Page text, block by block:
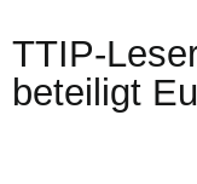
TTIP-
beteiligt